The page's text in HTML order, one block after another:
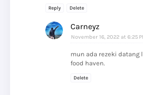
Reply Delete
Carneyz
November 16, 2022 at 6:25
mun ada rezeki datang
food haven.
Delete